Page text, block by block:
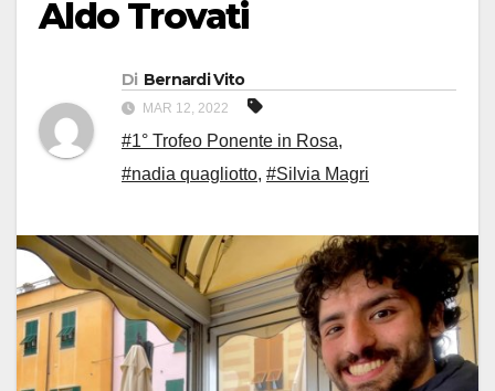
Aldo Trovati
Di Bernardi Vito
MAR 12, 2022
#1° Trofeo Ponente in Rosa,
#nadia quagliotto, #Silvia Magri